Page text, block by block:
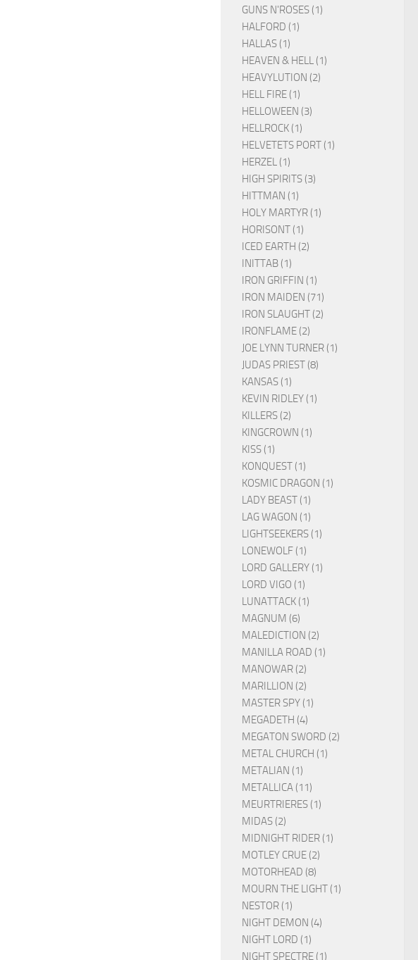
GUNS N'ROSES (1)
HALFORD (1)
HALLAS (1)
HEAVEN & HELL (1)
HEAVYLUTION (2)
HELL FIRE (1)
HELLOWEEN (3)
HELLROCK (1)
HELVETETS PORT (1)
HERZEL (1)
HIGH SPIRITS (3)
HITTMAN (1)
HOLY MARTYR (1)
HORISONT (1)
ICED EARTH (2)
INITTAB (1)
IRON GRIFFIN (1)
IRON MAIDEN (71)
IRON SLAUGHT (2)
IRONFLAME (2)
JOE LYNN TURNER (1)
JUDAS PRIEST (8)
KANSAS (1)
KEVIN RIDLEY (1)
KILLERS (2)
KINGCROWN (1)
KISS (1)
KONQUEST (1)
KOSMIC DRAGON (1)
LADY BEAST (1)
LAG WAGON (1)
LIGHTSEEKERS (1)
LONEWOLF (1)
LORD GALLERY (1)
LORD VIGO (1)
LUNATTACK (1)
MAGNUM (6)
MALEDICTION (2)
MANILLA ROAD (1)
MANOWAR (2)
MARILLION (2)
MASTER SPY (1)
MEGADETH (4)
MEGATON SWORD (2)
METAL CHURCH (1)
METALIAN (1)
METALLICA (11)
MEURTRIERES (1)
MIDAS (2)
MIDNIGHT RIDER (1)
MOTLEY CRUE (2)
MOTORHEAD (8)
MOURN THE LIGHT (1)
NESTOR (1)
NIGHT DEMON (4)
NIGHT LORD (1)
NIGHT SPECTRE (1)